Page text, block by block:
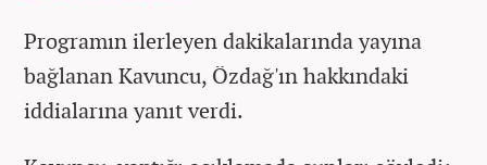
Programın ilerleyen dakikalarında yayına
bağlanan Kavuncu, Özdağ'ın hakkındaki
iddialarına yanıt verdi.